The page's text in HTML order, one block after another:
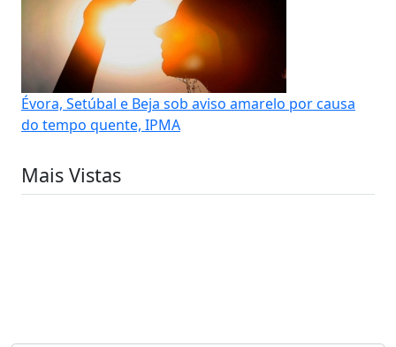
Évora, Setúbal e Beja sob aviso amarelo por causa
do tempo quente, IPMA
Mais Vistas